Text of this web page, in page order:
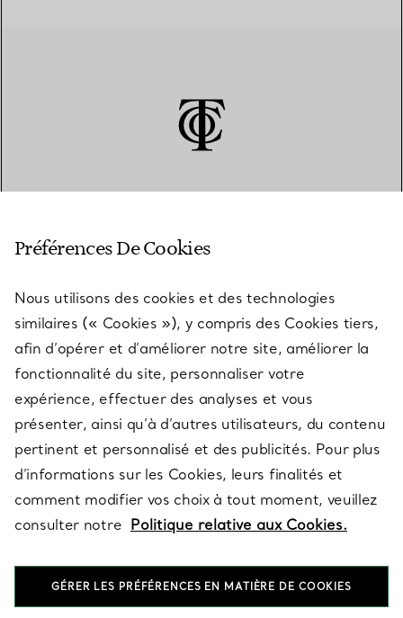
SERVICES
À PROPOS
QUESTIONS LÉGALES
SUIVEZ-NOUS
Préférences De Cookies
Nous utilisons des cookies et des technologies
similaires (« Cookies »), y compris des Cookies tiers,
afin d’opérer et d’améliorer notre site, améliorer la
fonctionnalité du site, personnaliser votre
expérience, effectuer des analyses et vous
présenter, ainsi qu’à d’autres utilisateurs, du contenu
pertinent et personnalisé et des publicités. Pour plus
d’informations sur les Cookies, leurs finalités et
comment modifier vos choix à tout moment, veuillez
consulter notre Politique relative aux Cookies.
GÉRER LES PRÉFÉRENCES EN MATIÈRE DE COOKIES